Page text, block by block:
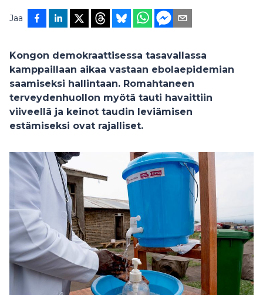
Jaa
Kongon demokraattisessa tasavallassa
kamppaillaan aikaa vastaan ebolaepidemian
saamiseksi hallintaan. Romahtaneen
terveydenhuollon myötä tauti havaittiin
viiveellä ja keinot taudin leviämisen
estämiseksi ovat rajalliset.